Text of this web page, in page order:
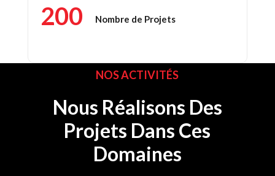
200 Nombre de Projets
NOS ACTIVITÉS
Nous Réalisons Des
Projets Dans Ces
Domaines